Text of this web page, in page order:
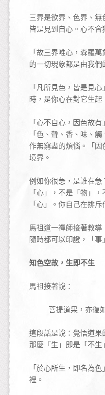
三界是欲界、色界、
皆是見到自心。心不
「故三界唯心，森羅
的一切現象都是由我們
「凡所見色，皆是見
時，是你心在對它生
「心不自心，因色故
「色、聲、香、味、
作無窮盡的煩惱。「
境界。
例如你很急，是誰在
「心」，不是「物」
「心」。你自己在排
馬祖道一禪師接著教
隨時都可以印證，「
知色空故，生即不生
馬祖接著說：
菩提道果，亦復
這段話是說：覺悟道
那麼「生」即是「不生
「於心所生，即名為
裡。